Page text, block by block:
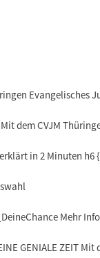
Evangelisches
dem CVJM
erklärt in 2 Minuten
Mehr
GENIALE ZEIT